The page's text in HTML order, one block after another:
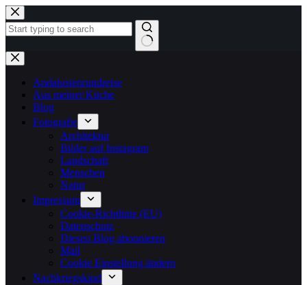
Zum
Inhalt
springen
Keine
Ergebnisse
Andalusienrundreise
Aus meiner Küche
Blog
Fotografie
Architektur
Bilder auf Instagram
Landschaft
Menschen
Natur
Impressum
Cookie-Richtlinie (EU)
Datenschutz
Diesen Blog abonnieren
Mail
Cookie Einstellung ändern
Nachkriegskind